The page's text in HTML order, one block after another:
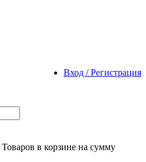
Вход / Регистрация
Товаров в корзине на сумму